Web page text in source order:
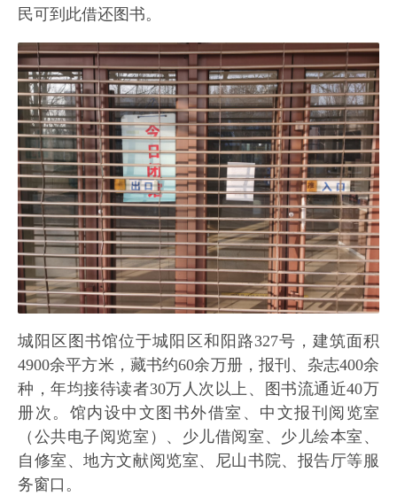
民可到此借还图书。
城阳区图书馆位于城阳区和阳路327号，建筑面积
4900余平方米，藏书约60余万册，报刊、杂志400余
种，年均接待读者30万人次以上、图书流通近40万
册次。馆内设中文图书外借室、中文报刊阅览室
（公共电子阅览室）、少儿借阅室、少儿绘本室、
自修室、地方文献阅览室、尼山书院、报告厅等服
务窗口。